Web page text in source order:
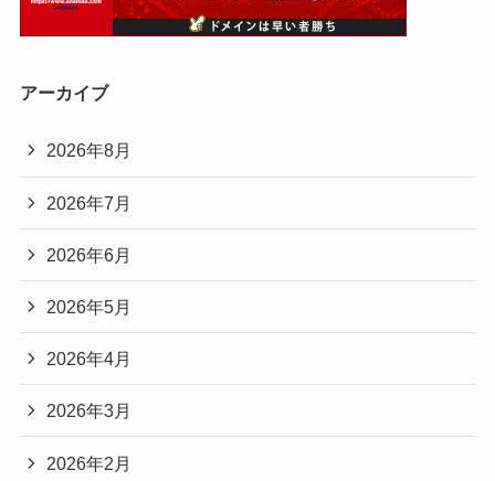
アーカイブ
2026年8月
2026年7月
2026年6月
2026年5月
2026年4月
2026年3月
2026年2月